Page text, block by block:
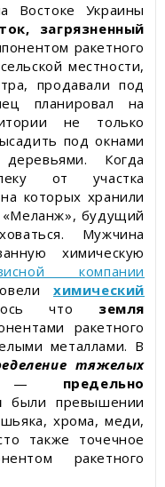
Востоке Украины
загрязненный
ракетного
местности,
продавали под
планировал на
не только
под окнами
Когда
от участка
которых хранили
«Меланж», будущий
Мужчина
химическую
компании
химический
что земля
ракетного
металлами. В
тяжелых
— предельно
были превышении
хрома, меди,
также точечное
ракетного